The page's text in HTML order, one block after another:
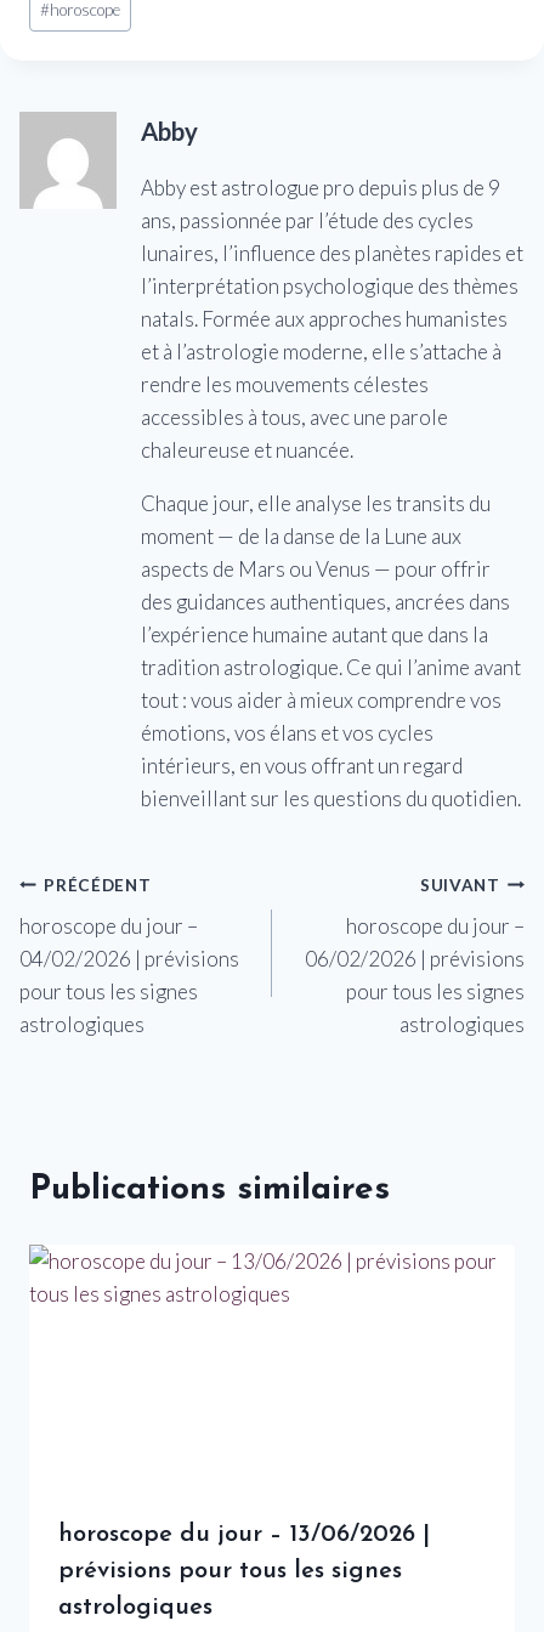
de
#horoscope
Abby
Abby est astrologue pro depuis plus de 9
ans, passionnée par l’étude des cycles
lunaires, l’influence des planètes rapides et
l’interprétation psychologique des thèmes
natals. Formée aux approches humanistes
et à l’astrologie moderne, elle s’attache à
rendre les mouvements célestes
accessibles à tous, avec une parole
chaleureuse et nuancée.
Chaque jour, elle analyse les transits du
moment — de la danse de la Lune aux
aspects de Mars ou Venus — pour offrir
des guidances authentiques, ancrées dans
l’expérience humaine autant que dans la
tradition astrologique. Ce qui l’anime avant
tout : vous aider à mieux comprendre vos
émotions, vos élans et vos cycles
intérieurs, en vous offrant un regard
bienveillant sur les questions du quotidien.
Navigation
de
l’article
PRÉCÉDENT
horoscope du jour –
04/02/2026 | prévisions
pour tous les signes
astrologiques
SUIVANT
horoscope du jour –
06/02/2026 | prévisions
pour tous les signes
astrologiques
Publications similaires
horoscope du jour – 13/06/2026 |
prévisions pour tous les signes
astrologiques